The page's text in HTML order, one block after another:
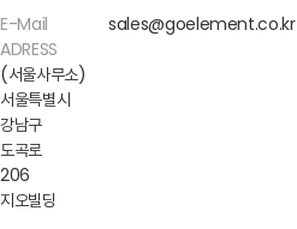
E-Mail
sales@goelement.co.kr
ADRESS
(서울사무소)
서울특별시
강남구
도곡로
206
지오빌딩